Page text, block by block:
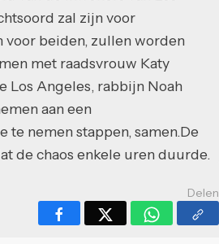
zal zijn voor
beiden, zullen worden
met raadsvrouw Katy
Los Angeles, rabbijn Noah
aan een
nemen stappen, samen.De
de chaos enkele uren duurde.
Delen